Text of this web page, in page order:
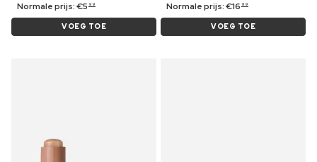
Normale prijs:€5 99
VOEG TOE
Normale prijs:€16 99
VOEG TOE